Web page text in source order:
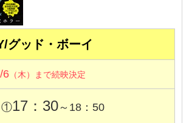
グッド・ボーイ
6 （木）まで続映決定
①17：30～18：50